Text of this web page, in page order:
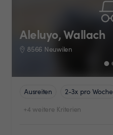
Aleluyo, Wallach
8566 Neuwilen
Ausreiten 2-3x pro Woche
+4 weitere Kriterien